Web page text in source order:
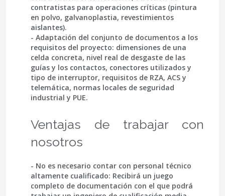
contratistas para operaciones críticas (pintura
en polvo, galvanoplastia, revestimientos
aislantes).
- Adaptación del conjunto de documentos a los
requisitos del proyecto: dimensiones de una
celda concreta, nivel real de desgaste de las
guías y los contactos, conectores utilizados y
tipo de interruptor, requisitos de RZA, ACS y
telemática, normas locales de seguridad
industrial y PUE.
Ventajas de trabajar con
nosotros
- No es necesario contar con personal técnico
altamente cualificado: Recibirá un juego
completo de documentación con el que podrá